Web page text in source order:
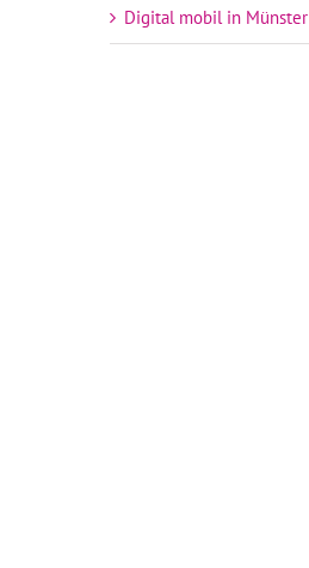
Digital mobil in Münster